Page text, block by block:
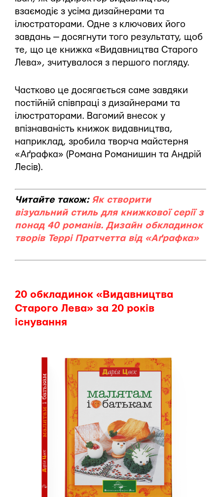
взаємодіє з усіма дизайнерами та
ілюстраторами. Одне з ключових його
завдань — досягнути того результату, щоб
те, що це книжка «Видавництва Старого
Лева», зчитувалося з першого погляду.
Частково це досягається саме завдяки
постійній співпраці з дизайнерами та
ілюстраторами. Вагомий внесок у
впізнаваність книжок видавництва,
наприклад, зробила творча майстерня
«Аґрафка» (Романа Романишин та Андрій
Лесів).
Читайте також: Як створити
візуальний стиль для книжкової серії з
понад 40 романів. Дизайн обкладинок
творів Террі Пратчетта від «Аґрафка»
20 обкладинок «Видавництва
Старого Лева» за 20 років
існування